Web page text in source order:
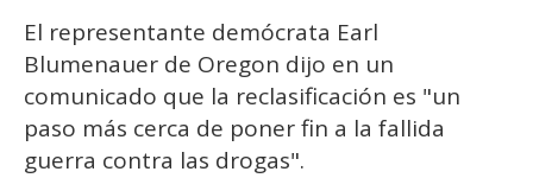
El representante demócrata Earl
Blumenauer de Oregon dijo en un
comunicado que la reclasificación es "un
paso más cerca de poner fin a la fallida
guerra contra las drogas".